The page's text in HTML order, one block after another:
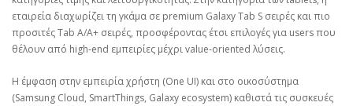
εταιρεία διαχωρίζει τη γκάμα σε premium Galaxy Tab S σειρές και πιο
προσιτές Tab A/A+ σειρές, προσφέροντας έτσι επιλογές για users που
θέλουν από high‑end εμπειρίες μέχρι value‑oriented λύσεις.
Η έμφαση στην εμπειρία χρήστη (One UI) και στο οικοσύστημα
(Samsung Cloud, SmartThings, Galaxy ecosystem) καθιστά τις συσκευές